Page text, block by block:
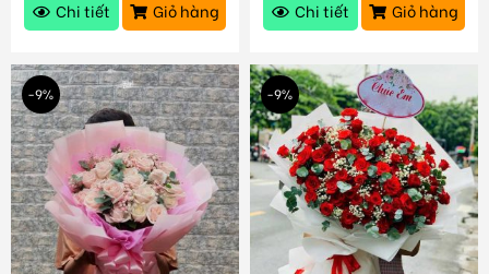
Chi tiết
Giỏ hàng
Chi tiết
Giỏ hàng
-9% -9%